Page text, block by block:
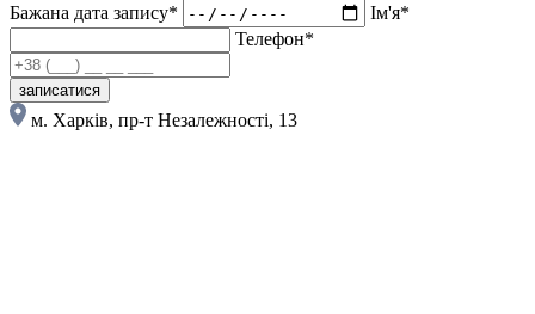
Бажана дата запису*
Ім'я*
Телефон*
записатися
м. Харків, пр-т Незалежності, 13